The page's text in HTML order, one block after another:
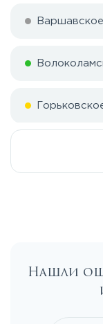
Варшавское
Каширское
Нашли